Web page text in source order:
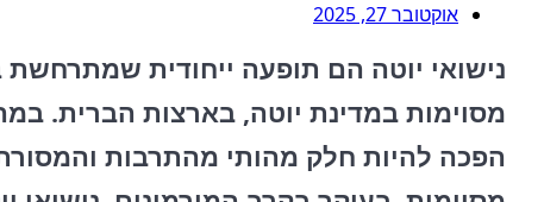
אוקטובר 27, 2025
נישואי יוטה הם תופעה ייחודית
מסוימות במדינת יוטה, בארצות הברית.
הפכה להיות חלק מהותי מהתרבות